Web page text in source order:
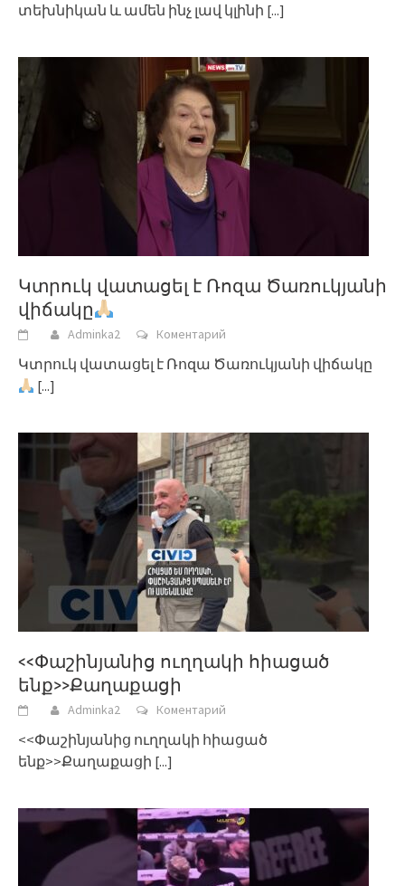
տեխնիկան և ամեն ինչ լավ կլինի [...]
Կտրուկ վատացել է Ռոզա Ծառուկյանի
վիճակը
Adminka2 Коментарий
Կտրուկ վատացել է Ռոզա Ծառուկյանի վիճակը
[...]
<<Փաշինյանից ուղղակի հիացած
ենք>>Քաղաքացի
Adminka2 Коментарий
<<Փաշինյանից ուղղակի հիացած
ենք>>Քաղաքացի [...]